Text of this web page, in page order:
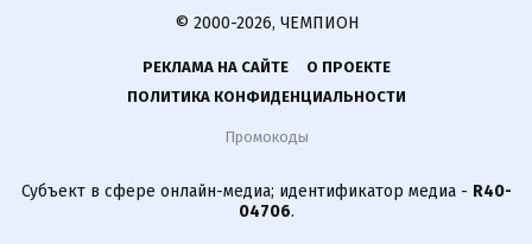
© 2000-2026, ЧЕМПИОН
РЕКЛАМА НА САЙТЕ
О ПРОЕКТЕ
ПОЛИТИКА КОНФИДЕНЦИАЛЬНОСТИ
Промокоды
Субъект в сфере онлайн-медиа; идентификатор медиа - R40-
04706.